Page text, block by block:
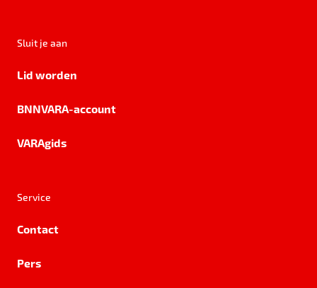
Sluit je aan
Lid worden
BNNVARA-account
VARAgids
Service
Contact
Pers